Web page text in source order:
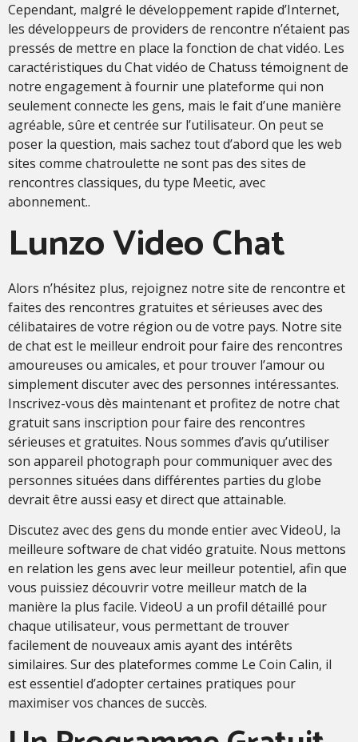
Cependant, malgré le développement rapide d’Internet,
les développeurs de providers de rencontre n’étaient pas
pressés de mettre en place la fonction de chat vidéo. Les
caractéristiques du Chat vidéo de Chatuss témoignent de
notre engagement à fournir une plateforme qui non
seulement connecte les gens, mais le fait d’une manière
agréable, sûre et centrée sur l’utilisateur. On peut se
poser la question, mais sachez tout d’abord que les web
sites comme chatroulette ne sont pas des sites de
rencontres classiques, du type Meetic, avec
abonnement..
Lunzo Video Chat
Alors n’hésitez plus, rejoignez notre site de rencontre et
faites des rencontres gratuites et sérieuses avec des
célibataires de votre région ou de votre pays. Notre site
de chat est le meilleur endroit pour faire des rencontres
amoureuses ou amicales, et pour trouver l’amour ou
simplement discuter avec des personnes intéressantes.
Inscrivez-vous dès maintenant et profitez de notre chat
gratuit sans inscription pour faire des rencontres
sérieuses et gratuites. Nous sommes d’avis qu’utiliser
son appareil photograph pour communiquer avec des
personnes situées dans différentes parties du globe
devrait être aussi easy et direct que attainable.
Discutez avec des gens du monde entier avec VideoU, la
meilleure software de chat vidéo gratuite. Nous mettons
en relation les gens avec leur meilleur potentiel, afin que
vous puissiez découvrir votre meilleur match de la
manière la plus facile. VideoU a un profil détaillé pour
chaque utilisateur, vous permettant de trouver
facilement de nouveaux amis ayant des intérêts
similaires. Sur des plateformes comme Le Coin Calin, il
est essentiel d’adopter certaines pratiques pour
maximiser vos chances de succès.